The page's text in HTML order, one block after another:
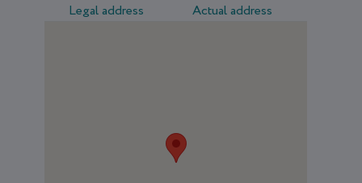
Legal address Actual address